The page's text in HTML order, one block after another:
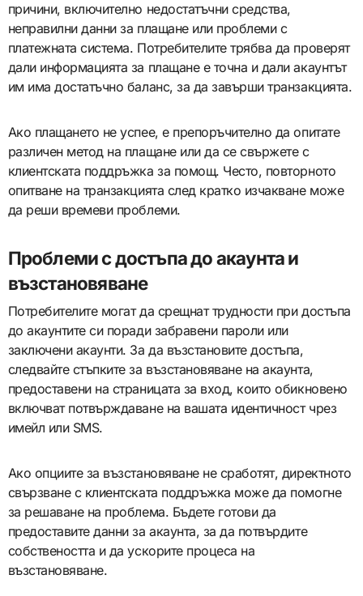
причини, включително недостатъчни средства,
неправилни данни за плащане или проблеми с
платежната система. Потребителите трябва да проверят
дали информацията за плащане е точна и дали акаунтът
им има достатъчно баланс, за да завърши транзакцията.
Ако плащането не успее, е препоръчително да опитате
различен метод на плащане или да се свържете с
клиентската поддръжка за помощ. Често, повторното
опитване на транзакцията след кратко изчакване може
да реши времеви проблеми.
Проблеми с достъпа до акаунта и
възстановяване
Потребителите могат да срещнат трудности при достъпа
до акаунтите си поради забравени пароли или
заключени акаунти. За да възстановите достъпа,
следвайте стъпките за възстановяване на акаунта,
предоставени на страницата за вход, които обикновено
включват потвърждаване на вашата идентичност чрез
имейл или SMS.
Ако опциите за възстановяване не сработят, директното
свързване с клиентската поддръжка може да помогне
за решаване на проблема. Бъдете готови да
предоставите данни за акаунта, за да потвърдите
собствеността и да ускорите процеса на
възстановяване.